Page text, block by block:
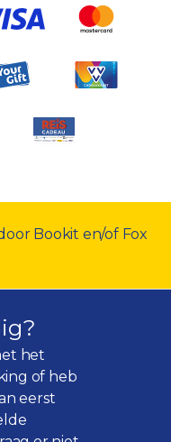
Bookit en/of Fox
het
of heb
eerst